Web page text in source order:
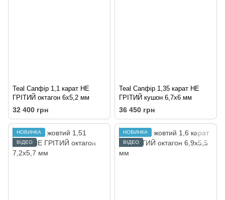
Teal Сапфір 1,1 карат НЕ
ГРІТИЙ октагон 6х5,2 мм
32 400 грн
Teal Сапфір 1,35 карат НЕ
ГРІТИЙ кушон 6,7х6 мм
36 450 грн
НОВИНКА
ВІДЕО
НОВИНКА
ВІДЕО